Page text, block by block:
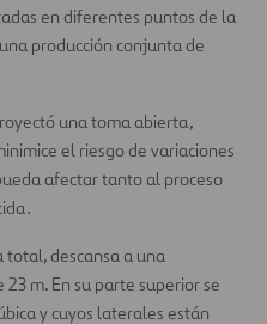
en diferentes puntos de la
producción conjunta de
una toma abierta,
el riesgo de variaciones
afectar tanto al proceso
descansa a una
m. En su parte superior se
y cuyos laterales están